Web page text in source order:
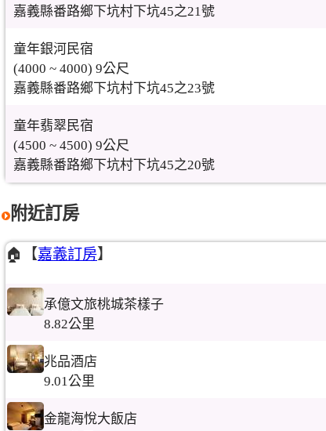
嘉義縣番路鄉下坑村下坑45之21號
童年銀河民宿
(4000 ~ 4000) 9公尺
嘉義縣番路鄉下坑村下坑45之23號
童年翡翠民宿
(4500 ~ 4500) 9公尺
嘉義縣番路鄉下坑村下坑45之20號
附近訂房
🏠【嘉義訂房】
承億文旅桃城茶樣子
8.82公里
兆品酒店
9.01公里
金龍海悅大飯店